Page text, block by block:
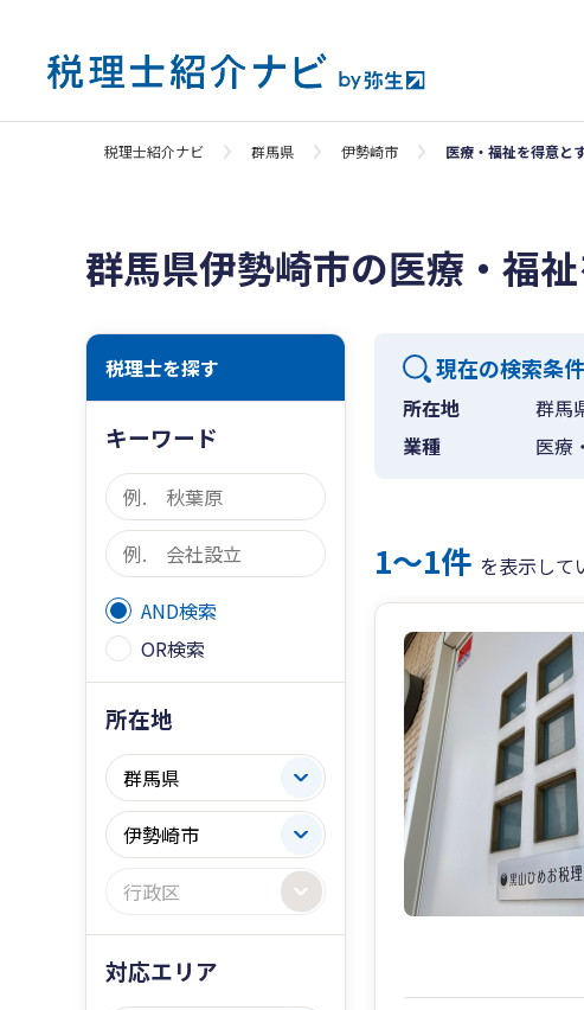
税理士紹介ナビ 群馬県 伊勢崎市 医療・福祉を得意と
群馬県伊勢崎市の医療・福
税理士を探す
キーワード
AND検索
OR検索
所在地
対応エリア
現在の検索条件
所在地
群馬
業種
医療
1〜1件 を表示して